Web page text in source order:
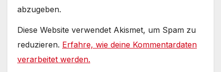
abzugeben.
Diese Website verwendet Akismet, um Spam zu
reduzieren. Erfahre, wie deine Kommentardaten
verarbeitet werden.